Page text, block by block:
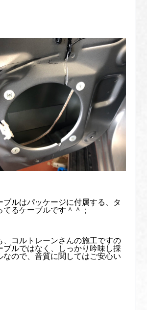
ブルはパッケージに付属する、タ
てるケーブルです＾＾；
、コルトレーンさんの施工ですの
ブルではなく、しっかり吟味し採
なので、音質に関してはご安心い